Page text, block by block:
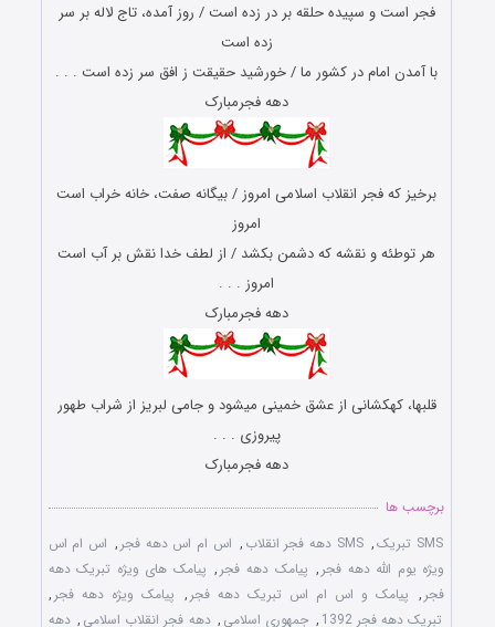
فجر است و سپیده حلقه بر در زده است / روز آمده، تاج لاله بر سر
زده است
با آمدن امام در کشور ما / خورشید حقیقت ز افق سر زده است . . .
دهه فجرمبارک
برخیز که فجر انقلاب اسلامی امروز / بیگانه صفت، خانه خراب است
امروز
هر توطئه و نقشه که دشمن بکشد / از لطف خدا نقش بر آب است
امروز . . .
دهه فجرمبارک
قلب‏ها، کهکشانی از عشق خمینی می‏شود و جامی لبریز از شراب طهور
پیروزی . . .
دهه فجرمبارک
برچسب ها
SMS تبریک
, SMS دهه فجر انقلاب , اس ام اس دهه فجر , اس ام اس
ویژه یوم الله دهه فجر , پیامک دهه فجر , پیامک های ویژه تبریک دهه
فجر , پیامک و اس ام اس تبریک دهه فجر , پیامک ویژه دهه فجر ,
تبریک دهه فجر 1392
, جمهوری اسلامی , دهه فجر انقلاب اسلامی , دهه